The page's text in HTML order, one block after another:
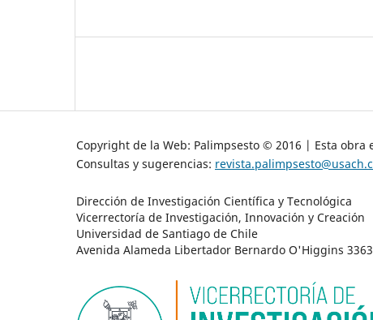
Copyright de la Web: Palimpsesto © 2016 | Esta obra
Consultas y sugerencias:
Dirección de Investigación Científica y Tecnológica
Vicerrectoría de Investigación, Innovación y Creación
Universidad de Santiago de Chile
Avenida Alameda Libertador Bernardo O'Higgins